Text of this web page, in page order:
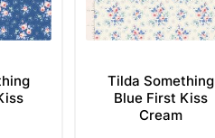
Tilda Something
Blue First Kiss
Cream